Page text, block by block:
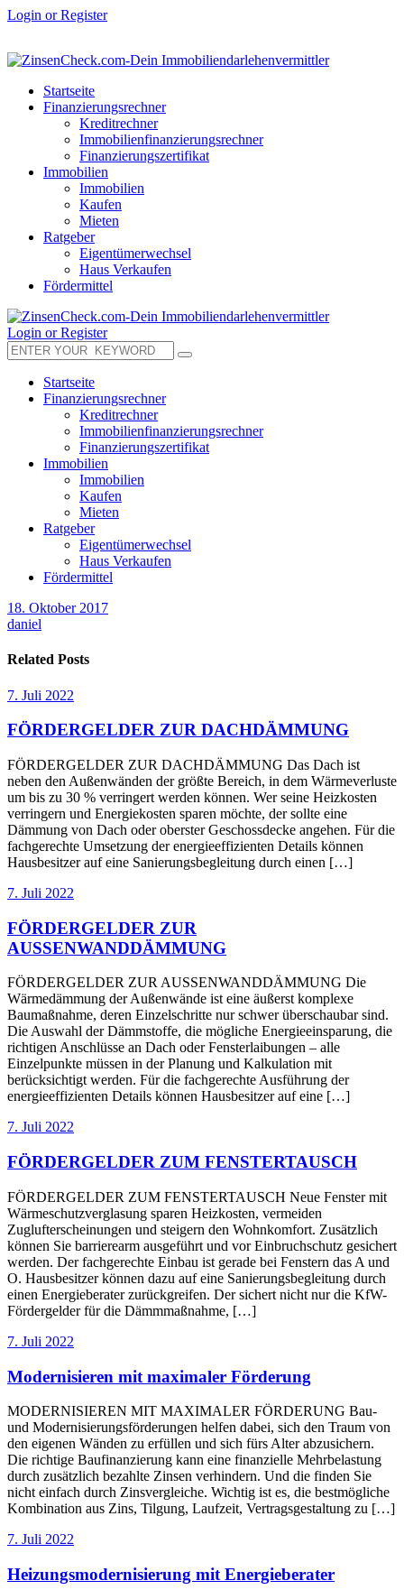
Login or Register
Startseite
Finanzierungsrechner
Kreditrechner
Immobilienfinanzierungsrechner
Finanzierungszertifikat
Immobilien
Immobilien
Kaufen
Mieten
Ratgeber
Eigentümerwechsel
Haus Verkaufen
Fördermittel
Login or Register
Startseite
Finanzierungsrechner
Kreditrechner
Immobilienfinanzierungsrechner
Finanzierungszertifikat
Immobilien
Immobilien
Kaufen
Mieten
Ratgeber
Eigentümerwechsel
Haus Verkaufen
Fördermittel
18. Oktober 2017
daniel
Related Posts
7. Juli 2022
FÖRDERGELDER ZUR DACHDÄMMUNG
FÖRDERGELDER ZUR DACHDÄMMUNG Das Dach ist
neben den Außenwänden der größte Bereich, in dem Wärmeverluste
um bis zu 30 % verringert werden können. Wer seine Heizkosten
verringern und Energiekosten sparen möchte, der sollte eine
Dämmung von Dach oder oberster Geschossdecke angehen. Für die
fachgerechte Umsetzung der energieeffizienten Details können
Hausbesitzer auf eine Sanierungsbegleitung durch einen […]
7. Juli 2022
FÖRDERGELDER ZUR
AUSSENWANDDÄMMUNG
FÖRDERGELDER ZUR AUSSENWANDDÄMMUNG Die
Wärmedämmung der Außenwände ist eine äußerst komplexe
Baumaßnahme, deren Einzelschritte nur schwer überschaubar sind.
Die Auswahl der Dämmstoffe, die mögliche Energieeinsparung, die
richtigen Anschlüsse an Dach oder Fensterlaibungen – alle
Einzelpunkte müssen in der Planung und Kalkulation mit
berücksichtigt werden. Für die fachgerechte Ausführung der
energieeffizienten Details können Hausbesitzer auf eine […]
7. Juli 2022
FÖRDERGELDER ZUM FENSTERTAUSCH
FÖRDERGELDER ZUM FENSTERTAUSCH Neue Fenster mit
Wärmeschutzverglasung sparen Heizkosten, vermeiden
Zuglufterscheinungen und steigern den Wohnkomfort. Zusätzlich
können Sie barrierearm ausgeführt und vor Einbruchschutz gesichert
werden. Der fachgerechte Einbau ist gerade bei Fenstern das A und
O. Hausbesitzer können dazu auf eine Sanierungsbegleitung durch
einen Energieberater zurückgreifen. Der sichert nicht nur die KfW-
Fördergelder für die Dämmmaßnahme, […]
7. Juli 2022
Modernisieren mit maximaler Förderung
MODERNISIEREN MIT MAXIMALER FÖRDERUNG Bau-
und Modernisierungsförderungen helfen dabei, sich den Traum von
den eigenen Wänden zu erfüllen und sich fürs Alter abzusichern.
Die richtige Baufinanzierung kann eine finanzielle Mehrbelastung
durch zusätzlich bezahlte Zinsen verhindern. Und die finden Sie
nicht einfach durch Zinsvergleiche. Wichtig ist es, die bestmögliche
Kombination aus Zins, Tilgung, Laufzeit, Vertragsgestaltung zu […]
7. Juli 2022
Heizungsmodernisierung mit Energieberater